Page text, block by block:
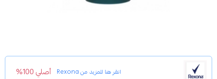
انقر هنا للمزيد منRexona أصلي 100%